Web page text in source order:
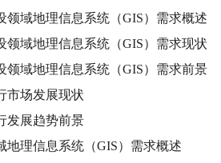
领域地理信息系统（GIS）需求概述
领域地理信息系统（GIS）需求现状
领域地理信息系统（GIS）需求前景
市场发展现状
发展趋势前景
地理信息系统（GIS）需求概述